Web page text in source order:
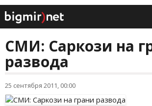
СМИ: Саркози на
развода
25 сентября 2011, 00:00